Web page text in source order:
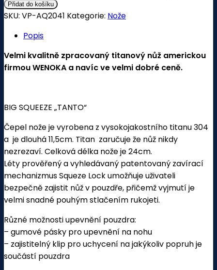
Přidat do košíku
SKU: VP-AQ2041 Kategorie: Nože
Popis
Velmi kvalitně zpracovaný titanový nůž americkou
firmou WENOKA a navíc ve velmi dobré ceně.
BIG SQUEEZE „TANTO“
Čepel nože je vyrobena z vysokojakostního titanu 304
a je dlouhá 11,5cm. Titan zaručuje že nůž nikdy
nezrezaví. Celková délka nože je 24cm.
Léty prověřený a vyhledávaný patentovaný zavírací
mechanizmus Squeze Lock umožňuje uživateli
bezpečně zajistit nůž v pouzdře, přičemž vyjmutí je
velmi snadné pouhým stlačením rukojeti.
Různé možnosti upevnění pouzdra:
– gumové pásky pro upevnění na nohu
– zajistitelný klip pro uchycení na jakýkoliv popruh je
součástí pouzdra